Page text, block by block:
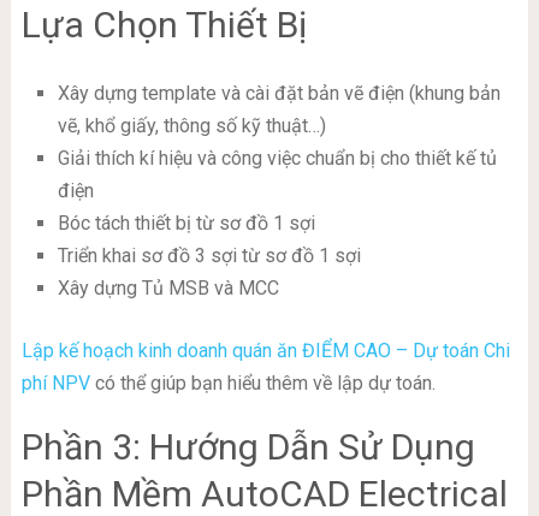
Lựa Chọn Thiết Bị
Xây dựng template và cài đặt bản vẽ điện (khung bản
vẽ, khổ giấy, thông số kỹ thuật…)
Giải thích kí hiệu và công việc chuẩn bị cho thiết kế tủ
điện
Bóc tách thiết bị từ sơ đồ 1 sợi
Triển khai sơ đồ 3 sợi từ sơ đồ 1 sợi
Xây dựng Tủ MSB và MCC
Lập kế hoạch kinh doanh quán ăn ĐIỂM CAO – Dự toán Chi
phí NPVcó thể giúp bạn hiểu thêm về lập dự toán.
Phần 3: Hướng Dẫn Sử Dụng
Phần Mềm AutoCAD Electrical